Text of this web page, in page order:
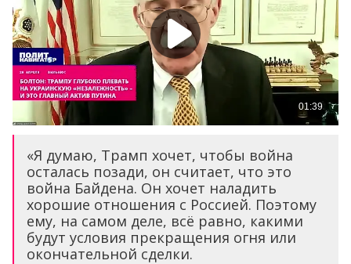
«Я думаю, Трамп хочет, чтобы война
осталась позади, он считает, что это
война Байдена. Он хочет наладить
хорошие отношения с Россией. Поэтому
ему, на самом деле, всё равно, какими
будут условия прекращения огня или
окончательной сделки.